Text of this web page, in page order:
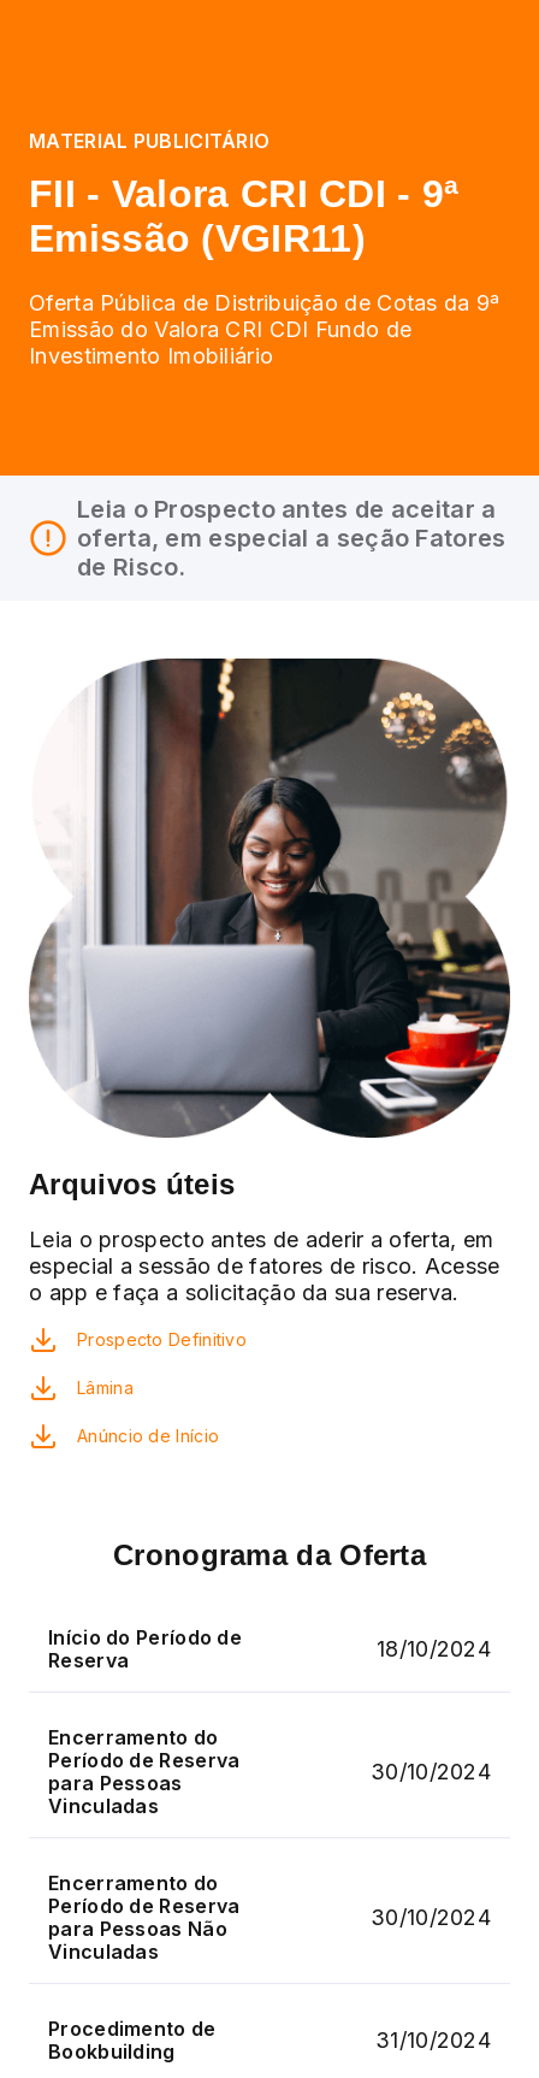
MATERIAL PUBLICITÁRIO
FII - Valora CRI CDI - 9ª
Emissão (VGIR11)
Oferta Pública de Distribuição de Cotas da 9ª
Emissão do Valora CRI CDI Fundo de
Investimento Imobiliário
Leia o Prospecto antes de aceitar a
oferta, em especial a seção Fatores
de Risco.
Arquivos úteis
Leia o prospecto antes de aderir a oferta, em
especial a sessão de fatores de risco. Acesse
o app e faça a solicitação da sua reserva.
Prospecto Definitivo
Lâmina
Anúncio de Início
Cronograma da Oferta
Início do Período de
Reserva
18/10/2024
Encerramento do
Período de Reserva
para Pessoas
Vinculadas
30/10/2024
Encerramento do
Período de Reserva
para Pessoas Não
Vinculadas
30/10/2024
Procedimento de
Bookbuilding
31/10/2024